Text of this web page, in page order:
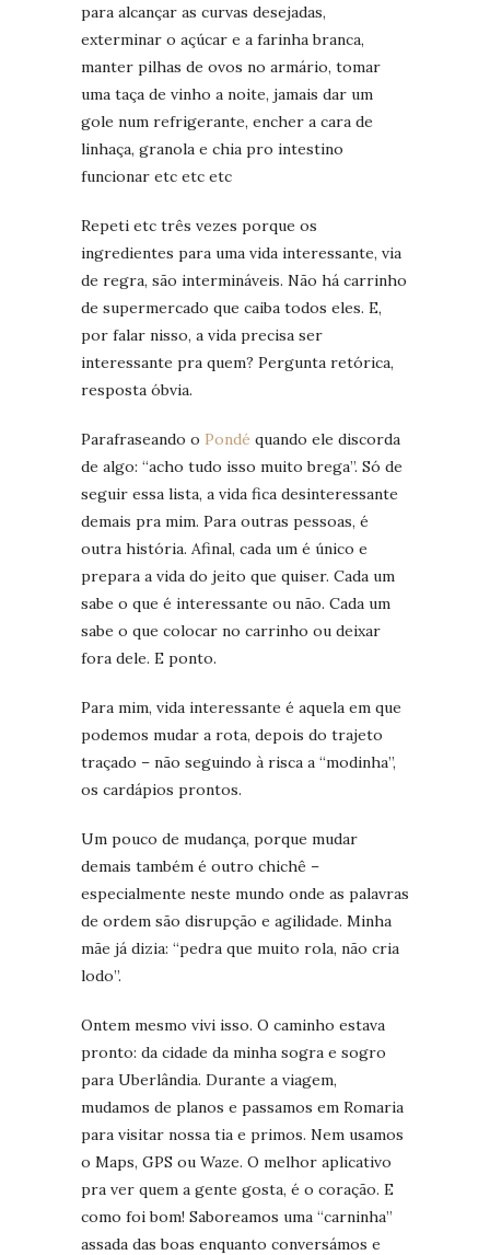
para alcançar as curvas desejadas,
exterminar o açúcar e a farinha branca,
manter pilhas de ovos no armário, tomar
uma taça de vinho a noite, jamais dar um
gole num refrigerante, encher a cara de
linhaça, granola e chia pro intestino
funcionar etc etc etc
Repeti etc três vezes porque os
ingredientes para uma vida interessante, via
de regra, são intermináveis. Não há carrinho
de supermercado que caiba todos eles. E,
por falar nisso, a vida precisa ser
interessante pra quem? Pergunta retórica,
resposta óbvia.
Parafraseando o Pondé quando ele discorda
de algo: “acho tudo isso muito brega”. Só de
seguir essa lista, a vida fica desinteressante
demais pra mim. Para outras pessoas, é
outra história. Afinal, cada um é único e
prepara a vida do jeito que quiser. Cada um
sabe o que é interessante ou não. Cada um
sabe o que colocar no carrinho ou deixar
fora dele. E ponto.
Para mim, vida interessante é aquela em que
podemos mudar a rota, depois do trajeto
traçado – não seguindo à risca a “modinha”,
os cardápios prontos.
Um pouco de mudança, porque mudar
demais também é outro chichê –
especialmente neste mundo onde as palavras
de ordem são disrupção e agilidade. Minha
mãe já dizia: “pedra que muito rola, não cria
lodo”.
Ontem mesmo vivi isso. O caminho estava
pronto: da cidade da minha sogra e sogro
para Uberlândia. Durante a viagem,
mudamos de planos e passamos em Romaria
para visitar nossa tia e primos. Nem usamos
o Maps, GPS ou Waze. O melhor aplicativo
pra ver quem a gente gosta, é o coração. E
como foi bom! Saboreamos uma “carninha”
assada das boas enquanto conversámos e